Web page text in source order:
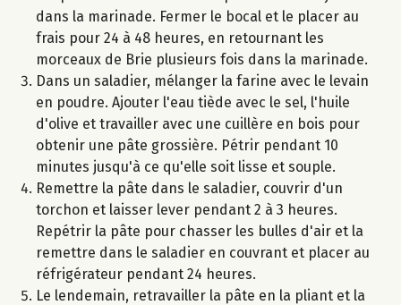
dans la marinade. Fermer le bocal et le placer au
frais pour 24 à 48 heures, en retournant les
morceaux de Brie plusieurs fois dans la marinade.
Dans un saladier, mélanger la farine avec le levain
en poudre. Ajouter l'eau tiède avec le sel, l'huile
d'olive et travailler avec une cuillère en bois pour
obtenir une pâte grossière. Pétrir pendant 10
minutes jusqu'à ce qu'elle soit lisse et souple.
Remettre la pâte dans le saladier, couvrir d'un
torchon et laisser lever pendant 2 à 3 heures.
Repétrir la pâte pour chasser les bulles d'air et la
remettre dans le saladier en couvrant et placer au
réfrigérateur pendant 24 heures.
Le lendemain, retravailler la pâte en la pliant et la